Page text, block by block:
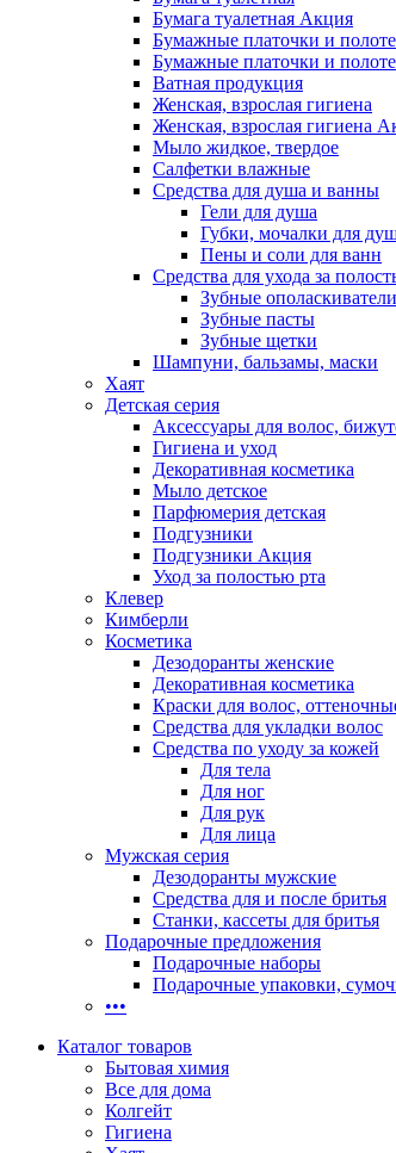
Бумага туалетная Акция
Бумажные платочки и
Бумажные платочки и
Ватная продукция
Женская, взрослая гигиена
Женская, взрослая гигиена
Мыло жидкое, твердое
Салфетки влажные
Средства для душа и ванны
Гели для душа
Губки, мочалки для
Пены и соли для ванн
Средства для ухода за
Зубные ополаскиватели
Зубные пасты
Зубные щетки
Шампуни, бальзамы, маски
Хаят
Детская серия
Аксессуары для волос,
Гигиена и уход
Декоративная косметика
Мыло детское
Парфюмерия детская
Подгузники
Подгузники Акция
Уход за полостью рта
Клевер
Кимберли
Косметика
Дезодоранты женские
Декоративная косметика
Краски для волос,
Средства для укладки волос
Средства по уходу за кожей
Для тела
Для ног
Для рук
Для лица
Мужская серия
Дезодоранты мужские
Средства для и после бритья
Станки, кассеты для бритья
Подарочные предложения
Подарочные наборы
Подарочные упаковки,
•••
Каталог товаров
Бытовая химия
Все для дома
Колгейт
Гигиена